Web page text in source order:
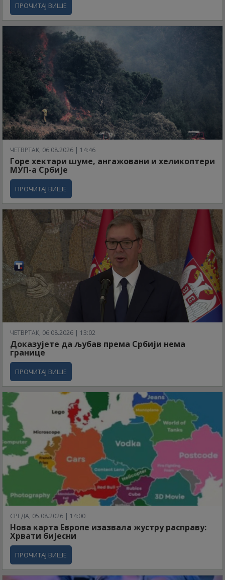
ПРОЧИТАЈ ВИШЕ
ЧЕТВРТАК, 06.08.2026 | 14:46
Горе хектари шуме, ангажовани и хеликоптери
МУП-а Србије
ПРОЧИТАЈ ВИШЕ
ЧЕТВРТАК, 06.08.2026 | 13:02
Доказујете да љубав према Србији нема
границе
ПРОЧИТАЈ ВИШЕ
СРЕДА, 05.08.2026 | 14:00
Нова карта Европе изазвала жустру расправу:
Хрвати бијесни
ПРОЧИТАЈ ВИШЕ